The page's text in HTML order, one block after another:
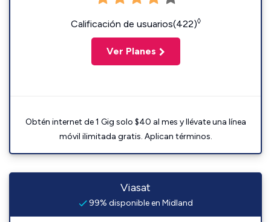
Calificación de usuarios(422)◊
Ver Planes
Obtén internet de 1 Gig solo $40 al mes y llévate una línea
móvil ilimitada gratis. Aplican términos.
Viasat
99% disponible en Midland